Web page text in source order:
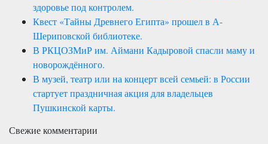
здоровье под контролем.
Квест «Тайны Древнего Египта» прошел в А-
Шериповской библиотеке.
В РКЦОЗМиР им. Аймани Кадыровой спасли маму и
новорождённого.
В музей, театр или на концерт всей семьей: в России
стартует праздничная акция для владельцев
Пушкинской карты.
Свежие комментарии